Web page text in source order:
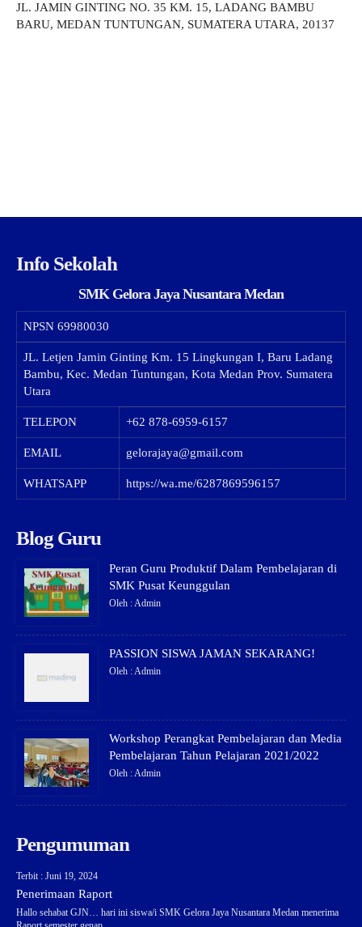
JL. JAMIN GINTING NO. 35 KM. 15, LADANG BAMBU
BARU, MEDAN TUNTUNGAN, SUMATERA UTARA, 20137
Info Sekolah
SMK Gelora Jaya Nusantara Medan
NPSN 69980030
JL. Letjen Jamin Ginting Km. 15 Lingkungan I, Baru Ladang
Bambu, Kec. Medan Tuntungan, Kota Medan Prov. Sumatera
Utara
TELEPON +62 878-6959-6157
EMAIL gelorajaya@gmail.com
WHATSAPP https://wa.me/6287869596157
Blog Guru
Peran Guru Produktif Dalam Pembelajaran di
SMK Pusat Keunggulan
Oleh : Admin
PASSION SISWA JAMAN SEKARANG!
Oleh : Admin
Workshop Perangkat Pembelajaran dan Media
Pembelajaran Tahun Pelajaran 2021/2022
Oleh : Admin
Pengumuman
Terbit : Juni 19, 2024
Penerimaan Raport
Hallo sehabat GJN… hari ini siswa/i SMK Gelora Jaya Nusantara Medan menerima